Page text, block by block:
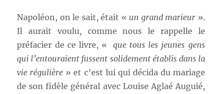
Napoléon, on le sait, était « un grand marieur ».
Il aurait voulu, comme nous le rappelle le
préfacier de ce livre, «que tous les jeunes gens
qui l’entouraient fussent solidement établis dans la
vie régulière » et c’est lui qui décida du mariage
de son fidèle général avec Louise Aglaé Auguié,